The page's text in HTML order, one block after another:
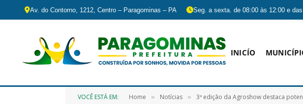
Av. do Contorno, 1212, Centro – Paragominas – PA Seg. a sexta. de 08:00 às 12:00 e
INICÍO
VOCÊ ESTÁ EM: Home » Notícias » 3ª edição da Agroshow destaca